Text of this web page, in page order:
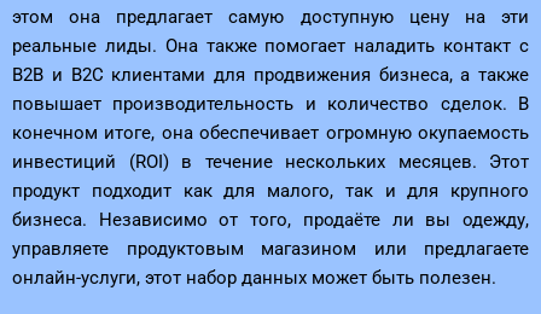
этом она предлагает самую доступную цену на эти
реальные лиды. Она также помогает наладить контакт с
B2B и B2C клиентами для продвижения бизнеса, а также
повышает производительность и количество сделок. В
конечном итоге, она обеспечивает огромную окупаемость
инвестиций (ROI) в течение нескольких месяцев. Этот
продукт подходит как для малого, так и для крупного
бизнеса. Независимо от того, продаёте ли вы одежду,
управляете продуктовым магазином или предлагаете
онлайн-услуги, этот набор данных может быть полезен.